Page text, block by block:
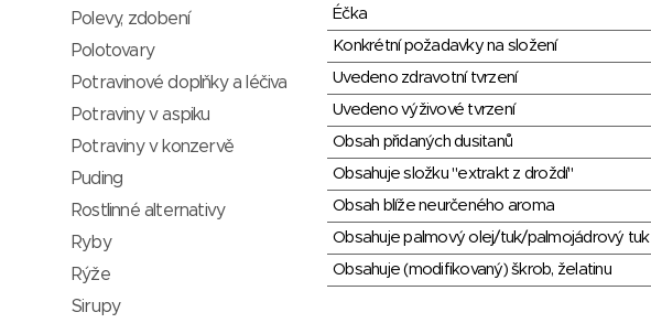
Éčka
Konkrétní požadavky na složení
Uvedeno zdravotní tvrzení
Uvedeno výživové tvrzení
Obsah přidaných dusitanů
Obsahuje složku "extrakt z droždí"
Obsah blíže neurčeného aroma
Obsahuje palmový olej/tuk/palmojádrový tuk
Obsahuje (modifikovaný) škrob, želatinu
Polevy, zdobení
Polotovary
Potravinové doplňky a léčiva
Potraviny v aspiku
Potraviny v konzervě
Puding
Rostlinné alternativy
Ryby
Rýže
Sirupy